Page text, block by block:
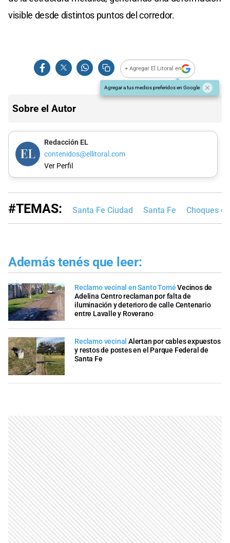
visible desde distintos puntos del corredor.
+ Agregar El Litoral en
Agregar a tus medios preferidos en Google
Sobre el Autor
Redacción EL
contenidos@ellitoral.com
Ver Perfil
#TEMAS: Santa Fe Ciudad Santa Fe Choques
Además tenés que leer:
Reclamo vecinal en Santo ToméVecinos de
Adelina Centro reclaman por falta de
iluminación y deterioro de calle Centenario
entre Lavalle y Roverano
Reclamo vecinal Alertan por cables expuestos
y restos de postes en el Parque Federal de
Santa Fe